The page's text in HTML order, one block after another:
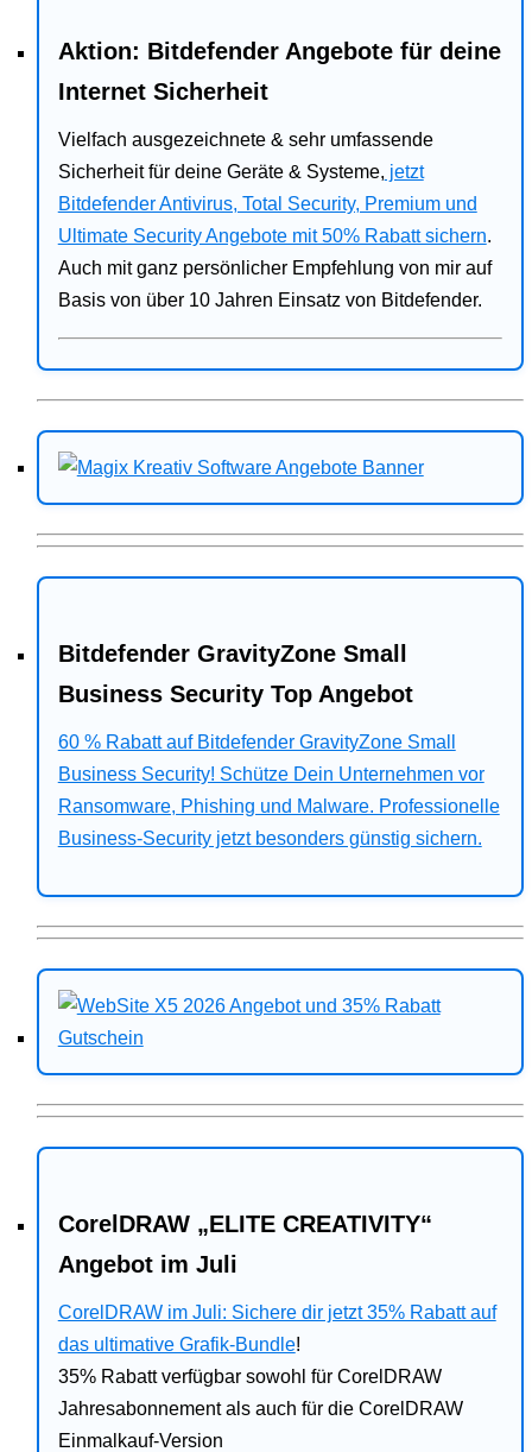
Aktion: Bitdefender Angebote für deine
Internet Sicherheit
Vielfach ausgezeichnete & sehr umfassende
Sicherheit für deine Geräte & Systeme, jetzt
Bitdefender Antivirus, Total Security, Premium und
Ultimate Security Angebote mit 50% Rabatt sichern.
Auch mit ganz persönlicher Empfehlung von mir auf
Basis von über 10 Jahren Einsatz von Bitdefender.
Bitdefender GravityZone Small
Business Security Top Angebot
60 % Rabatt auf Bitdefender GravityZone Small
Business Security! Schütze Dein Unternehmen vor
Ransomware, Phishing und Malware. Professionelle
Business-Security jetzt besonders günstig sichern.
CorelDRAW „ELITE CREATIVITY“
Angebot im Juli
CorelDRAW im Juli: Sichere dir jetzt 35% Rabatt auf
das ultimative Grafik-Bundle!
35% Rabatt verfügbar sowohl für CorelDRAW
Jahresabonnement als auch für die CorelDRAW
Einmalkauf-Version